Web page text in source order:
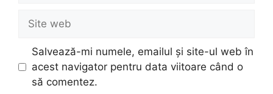
Site
web
Salvează-mi numele, emailul și site-ul web în
acest navigator pentru data viitoare când o
să comentez.